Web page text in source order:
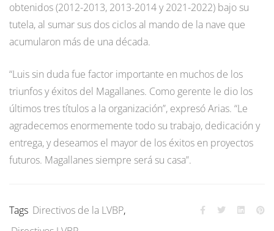
obtenidos (2012-2013, 2013-2014 y 2021-2022) bajo su
tutela, al sumar sus dos ciclos al mando de la nave que
acumularon más de una década.
“Luis sin duda fue factor importante en muchos de los
triunfos y éxitos del Magallanes. Como gerente le dio los
últimos tres títulos a la organización”, expresó Arias. “Le
agradecemos enormemente todo su trabajo, dedicación y
entrega, y deseamos el mayor de los éxitos en proyectos
futuros. Magallanes siempre será su casa”.
Tags Directivos de la LVBP,